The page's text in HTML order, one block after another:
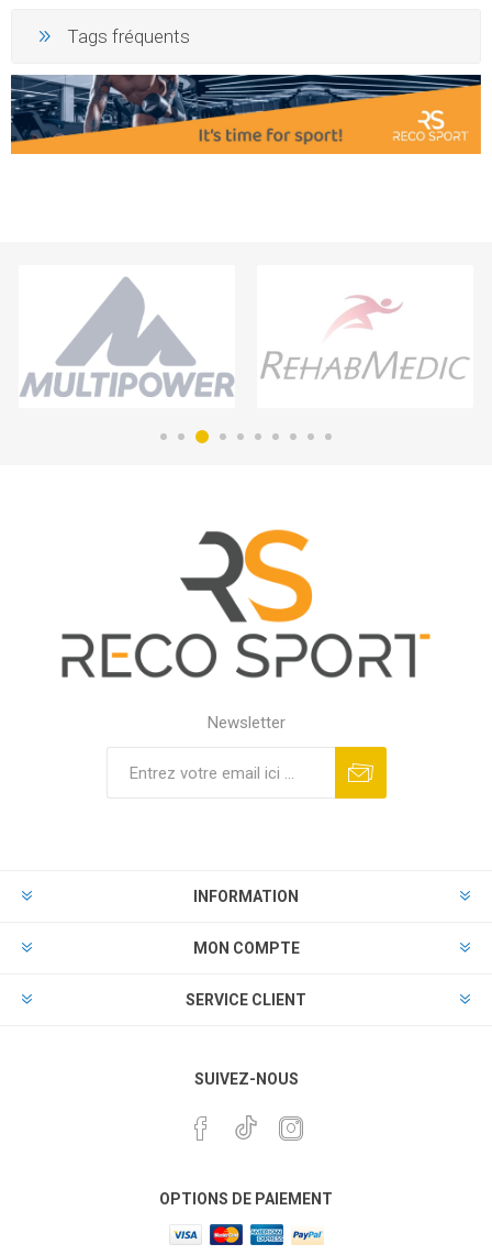
Tags fréquents
Newsletter
INFORMATION
MON COMPTE
SERVICE CLIENT
SUIVEZ-NOUS
OPTIONS DE PAIEMENT